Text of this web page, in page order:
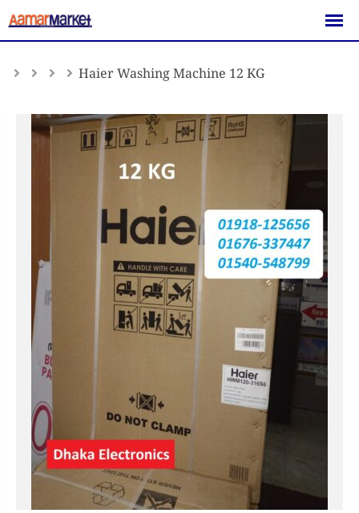
Skip
to
Haier Washing Machine 12 KG